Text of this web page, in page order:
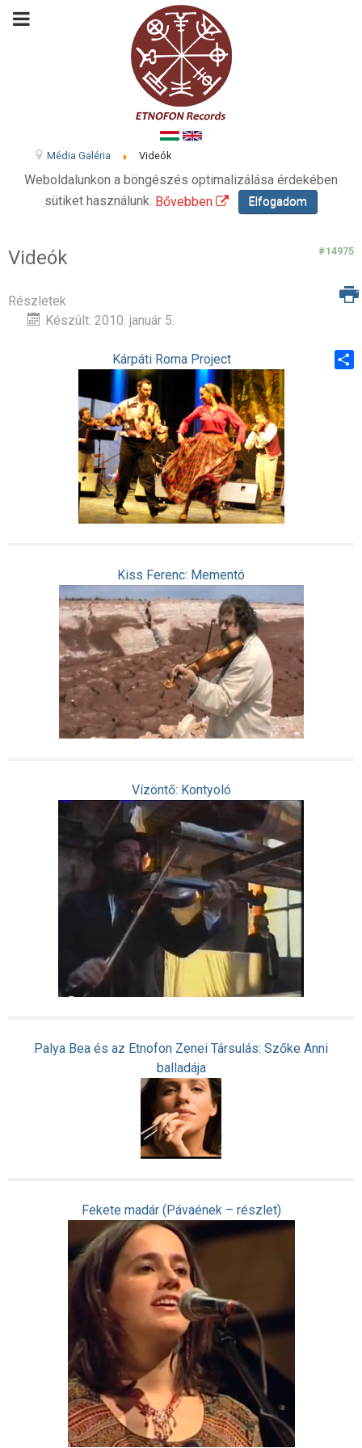
Média Galéria Videók
Weboldalunkon a böngészés optimalizálása érdekében
sütiket használunk. Bővebben Elfogadom
Videók #14975
Részletek
Készült: 2010. január 5.
Kárpáti Roma Project
Kiss Ferenc: Mementó
Vízöntő: Kontyoló
Palya Bea és az Etnofon Zenei Társulás: Szőke Anni
balladája
Fekete madár (Pávaének – részlet)